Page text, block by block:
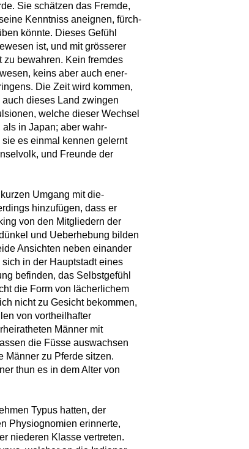
Sie schätzen das Fremde,
Kenntniss aneignen, fürch-
könnte. Dieses Gefühl
ist, und mit grösserer
bewahren. Kein fremdes
keins aber auch ener-
Die Zeit wird kommen,
dieses Land zwingen
welche dieser Wechsel
in Japan; aber wahr-
es einmal kennen gelernt
und Freunde der
Umgang mit die-
hinzufügen, dass er
von den Mitgliedern der
und Ueberhebung bilden
Ansichten neben einander
in der Hauptstadt eines
befinden, das Selbstgefühl
die Form von lächerlichem
nicht zu Gesicht bekommen,
von vortheilhafter
Männer mit
die Füsse auswachsen
Männer zu Pferde sitzen.
thun es in dem Alter von
Typus hatten, der
Physiognomien erinnerte,
niederen Klasse vertreten.